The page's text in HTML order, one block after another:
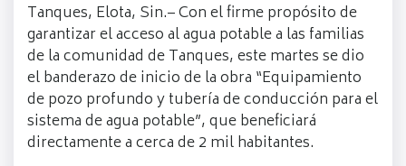
Tanques, Elota, Sin.– Con el firme propósito de
garantizar el acceso al agua potable a las familias
de la comunidad de Tanques, este martes se dio
el banderazo de inicio de la obra “Equipamiento
de pozo profundo y tubería de conducción para el
sistema de agua potable”, que beneficiará
directamente a cerca de 2 mil habitantes.